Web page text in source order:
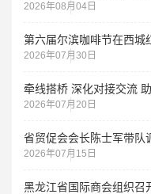
2026年08月04日
第六届尔滨咖啡节在西城
2026年07月30日
牵线搭桥 深化对接交流
2026年07月20日
省贸促会会长陈士军带队
2026年07月15日
黑龙江省国际商会组织召